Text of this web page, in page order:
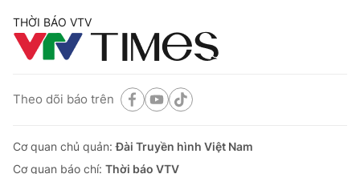
THỜI BÁO VTV
Theo dõi báo trên
Cơ quan chủ quản:Đài Truyền hình Việt Nam
Cơ quan báo chí: Thời báo VTV